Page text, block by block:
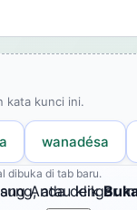
dibuka di tab baru.
Anda dengar
atau klik
kata kunci ini.
wanadésa